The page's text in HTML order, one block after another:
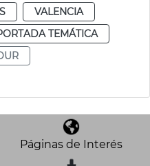
VALENCIA
TEMÁTICA
Páginas de Interés